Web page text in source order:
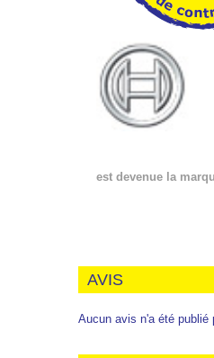
est devenue la
AVIS
Aucun avis n'a été publié